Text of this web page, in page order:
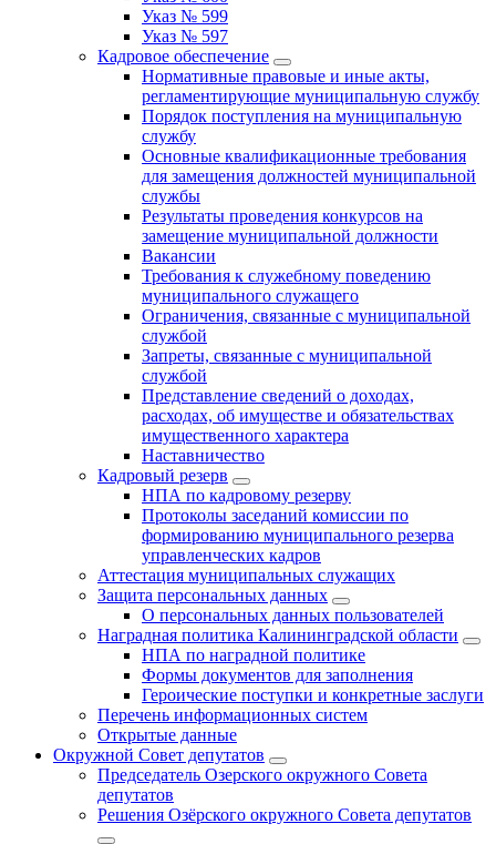
Указ № 599
Указ № 597
Кадровое обеспечение
Нормативные правовые и иные акты,
регламентирующие муниципальную службу
Порядок поступления на муниципальную
службу
Основные квалификационные требования
для замещения должностей муниципальной
службы
Результаты проведения конкурсов на
замещение муниципальной должности
Вакансии
Требования к служебному поведению
муниципального служащего
Ограничения, связанные с муниципальной
службой
Запреты, связанные с муниципальной
службой
Представление сведений о доходах,
расходах, об имуществе и обязательствах
имущественного характера
Наставничество
Кадровый резерв
НПА по кадровому резерву
Протоколы заседаний комиссии по
формированию муниципального резерва
управленческих кадров
Аттестация муниципальных служащих
Защита персональных данных
О персональных данных пользователей
Наградная политика Калининградской области
НПА по наградной политике
Формы документов для заполнения
Героические поступки и конкретные заслуги
Перечень информационных систем
Открытые данные
Окружной Совет депутатов
Председатель Озерского окружного Совета
депутатов
Решения Озёрского окружного Совета депутатов